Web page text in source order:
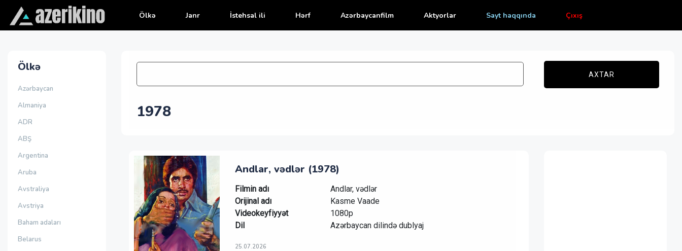
Ölkə Janr İstehsal ili Hərf Azərbaycanfilm Aktyorlar Sayt haqqında Çıxış
Ölkə
Azərbaycan
Almaniya
ADR
ABŞ
Argentina
Aruba
Avstraliya
Avstriya
Baham adaları
Belarus
AXTAR
1978
Andlar, vədlər (1978)
Filmin adı
Andlar, vədlər
Orijinal adı
Kasme Vaade
Videokeyfiyyət
1080p
Dil
Azərbaycan dilində dublyaj
25.07.2026